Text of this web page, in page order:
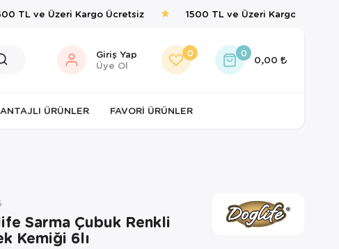
TL ve Üzeri Kargo Ücretsiz 1500 TL ve Üzeri Kargo Ücretsiz
Giriş Yap
Üye Ol
0 0
0,00
ÜRÜNLER FAVORI ÜRÜNLER
Sarma Çubuk Renkli
Kemiği 6lı